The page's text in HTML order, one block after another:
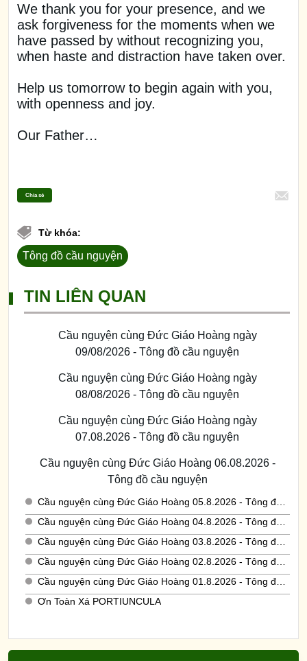
We thank you for your presence, and we
ask forgiveness for the moments when we
have passed by without recognizing you,
when haste and distraction have taken over.
Help us tomorrow to begin again with you,
with openness and joy.
Our Father…
Chia sẻ
Từ khóa:
Tông đồ cầu nguyện
TIN LIÊN QUAN
Cầu nguyện cùng Đức Giáo Hoàng ngày
09/08/2026 - Tông đồ cầu nguyện
Cầu nguyện cùng Đức Giáo Hoàng ngày
08/08/2026 - Tông đồ cầu nguyện
Cầu nguyện cùng Đức Giáo Hoàng ngày
07.08.2026 - Tông đồ cầu nguyện
Cầu nguyện cùng Đức Giáo Hoàng 06.08.2026 -
Tông đồ cầu nguyện
Ơn Toàn Xá PORTIUNCULA